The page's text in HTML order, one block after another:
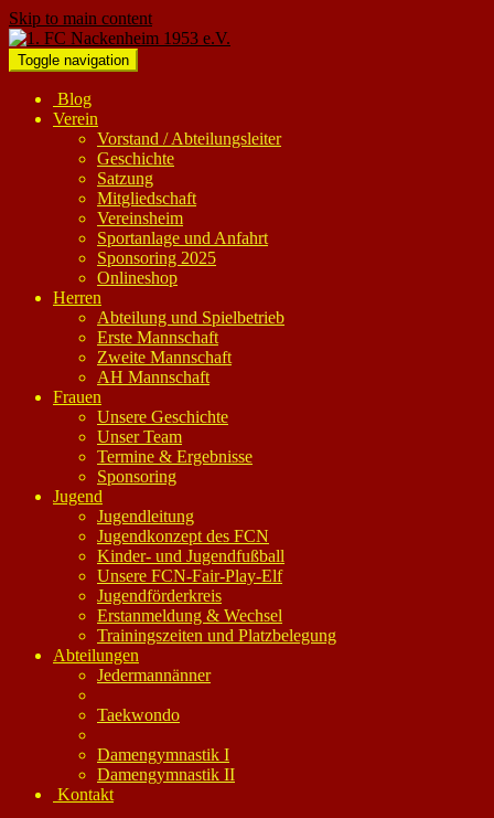
Skip to main content
Toggle navigation
Blog
Verein
Vorstand / Abteilungsleiter
Geschichte
Satzung
Mitgliedschaft
Vereinsheim
Sportanlage und Anfahrt
Sponsoring 2025
Onlineshop
Herren
Abteilung und Spielbetrieb
Erste Mannschaft
Zweite Mannschaft
AH Mannschaft
Frauen
Unsere Geschichte
Unser Team
Termine & Ergebnisse
Sponsoring
Jugend
Jugendleitung
Jugendkonzept des FCN
Kinder- und Jugendfußball
Unsere FCN-Fair-Play-Elf
Jugendförderkreis
Erstanmeldung & Wechsel
Trainingszeiten und Platzbelegung
Abteilungen
Jedermannänner
Taekwondo
Damengymnastik I
Damengymnastik II
Kontakt